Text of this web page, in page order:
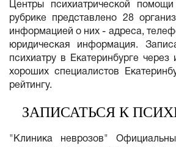
Центры психиатрической
рубрике представлено 28
информацией о них - адреса,
юридическая информация.
психиатру в Екатеринбурге через
хороших специалистов
рейтингу.
ЗАПИСАТЬСЯ К
"Клиника неврозов"